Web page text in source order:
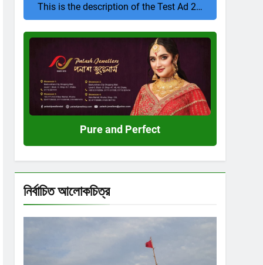
This is the description of the Test Ad 2…
Perfect
Pure and Perfect
নির্বাচিত আলোকচিত্র